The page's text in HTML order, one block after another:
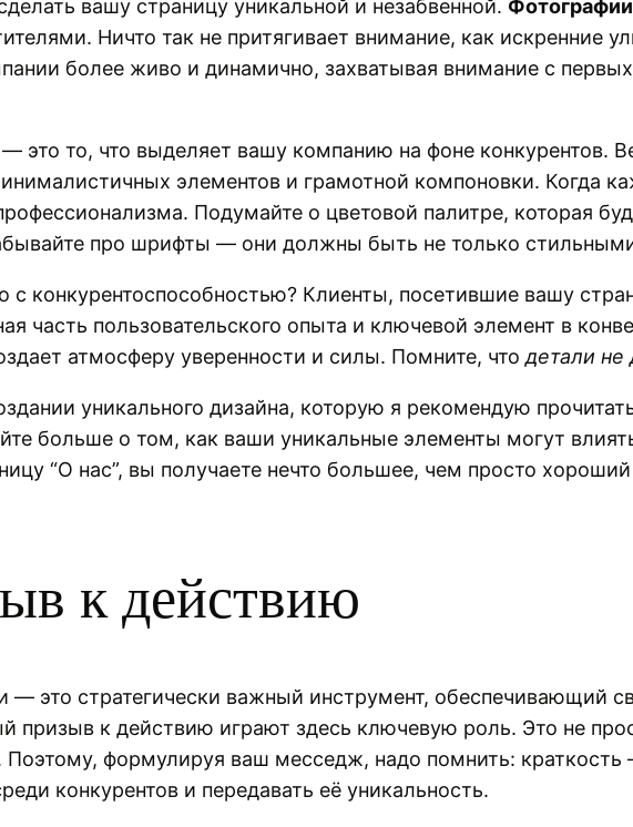
вашу страницу уникальной и незабвенной. Фотографии
Ничто так не притягивает внимание, как искренние
более живо и динамично, захватывая внимание с
— это то, что выделяет вашу компанию на фоне конкурентов.
элементов и грамотной компоновки. Когда
Подумайте о цветовой палитре, которая
про шрифты — они должны быть не только
с конкурентоспособностью? Клиенты, посетившие вашу
часть пользовательского опыта и ключевой элемент в
атмосферу уверенности и силы. Помните, чтодетали не
уникального дизайна, которую я рекомендую
больше о том, как ваши уникальные элементы могут
“О нас”, вы получаете нечто большее, чем просто
к действию
— это стратегически важный инструмент, обеспечивающий
призыв к действию играют здесь ключевую роль. Это не
Поэтому, формулируя ваш месседж, надо помнить: краткость
конкурентов и передавать её уникальность.